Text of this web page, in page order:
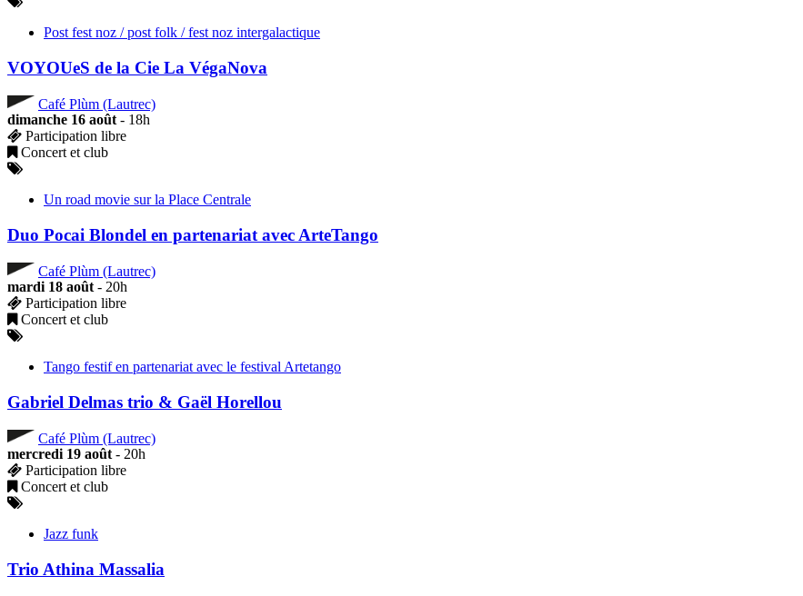
Post fest noz / post folk / fest noz intergalactique
VOYOUeS de la Cie La VégaNova
Café Plùm (Lautrec)
dimanche 16 août- 18h
Participation libre
Concert et club
Un road movie sur la Place Centrale
Duo Pocai Blondel en partenariat avec ArteTango
Café Plùm (Lautrec)
mardi 18 août- 20h
Participation libre
Concert et club
Tango festif en partenariat avec le festival Artetango
Gabriel Delmas trio & Gaël Horellou
Café Plùm (Lautrec)
mercredi 19 août- 20h
Participation libre
Concert et club
Jazz funk
Trio Athina Massalia